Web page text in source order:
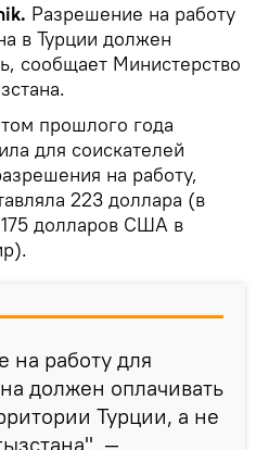
Разрешение на работу
в Турции должен
сообщает Министерство
прошлого года
для соискателей
на работу,
223 доллара (в
долларов США в
на работу для
должен оплачивать
Турции, а не
—